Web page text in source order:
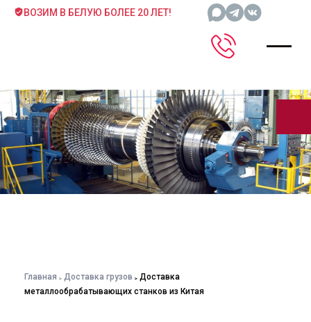
ВОЗИМ В БЕЛУЮ БОЛЕЕ 20 ЛЕТ!
Главная Доставка грузов
Доставка
металлообрабатывающих станков из Китая